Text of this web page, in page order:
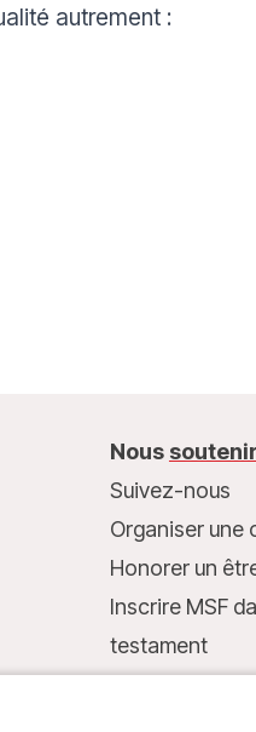
autrement :
Nous soutenir
Suivez-nous
Organiser une
Honorer un
Inscrire MSF
testament